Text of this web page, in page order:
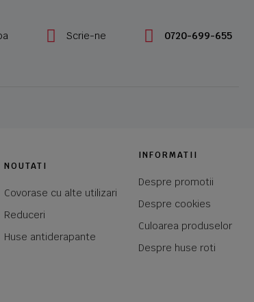
Scrie-ne 0720-699-655
NOUTATI
Covorase cu alte utilizari
Reduceri
Huse antiderapante
INFORMATII
Despre promotii
Despre cookies
Culoarea produselor
Despre huse roti